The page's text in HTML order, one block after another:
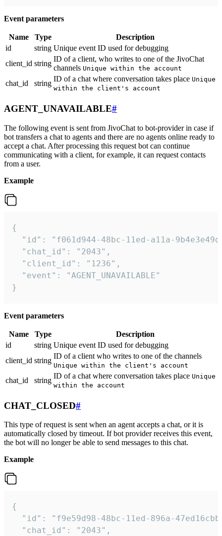
Event parameters
Name Type
Description
id
string Unique event ID used for debugging
client_id string
ID of a client, who writes to one of the JivoChat
channels Unique within the account
chat_id string
ID of a chat where conversation takes place Unique
within the client's account
AGENT_UNAVAILABLE#
The following event is sent from JivoChat to bot-provider in case if
bot transfers a chat to agents and there are no agents online ready to
accept a chat. After processing this request bot can continue
communicating with a client, for example, it can request contacts
from a user.
Example
{
"id": "f061d944-48bc-11ed-a11a-
  "chat_id": "2043",
  "client_id": "1236",
  "event": "AGENT_UNAVAILABLE"
}
Event parameters
Name Type
Description
id
string Unique event ID used for debugging
client_id string
ID of a client who writes to one of the channels
Unique within the client's account
chat_id string
ID of a chat where conversation takes place Unique
within the account
CHAT_CLOSED#
This type of request is sent when an agent accepts a chat, or it is
automatically closed by timeout. If bot provider receives this event,
the bot will no longer be able to send messages to this chat.
Example
{
"id": "f9e59d98-48bc-11ed-896a-
  "chat_id": "2043",